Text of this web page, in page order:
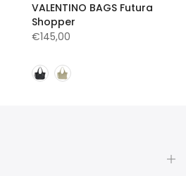
VALENTINO BAGS Futura
Shopper
€145,00